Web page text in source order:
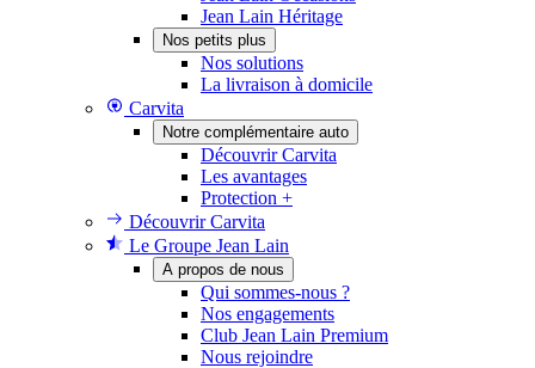
Jean Lain Héritage
Nos petits plus
Nos solutions
La livraison à domicile
Carvita
Notre complémentaire auto
Découvrir Carvita
Les avantages
Protection +
Découvrir Carvita
Le Groupe Jean Lain
A propos de nous
Qui sommes-nous ?
Nos engagements
Club Jean Lain Premium
Nous rejoindre